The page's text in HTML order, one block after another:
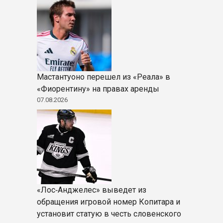
Мастантуоно перешел из «Реала» в
«Фиорентину» на правах аренды
07.08.2026
«Лос‑Анджелес» выведет из
обращения игровой номер Копитара и
установит статую в честь словенского